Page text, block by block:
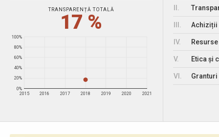
TRANSPARENȚĂ TOTALĂ
17 %
2015 2016 2017 2018 2019 2020 2021
0%
20%
40%
60%
80%
100%
Achiziții
IV.
V. Etica și
VI.